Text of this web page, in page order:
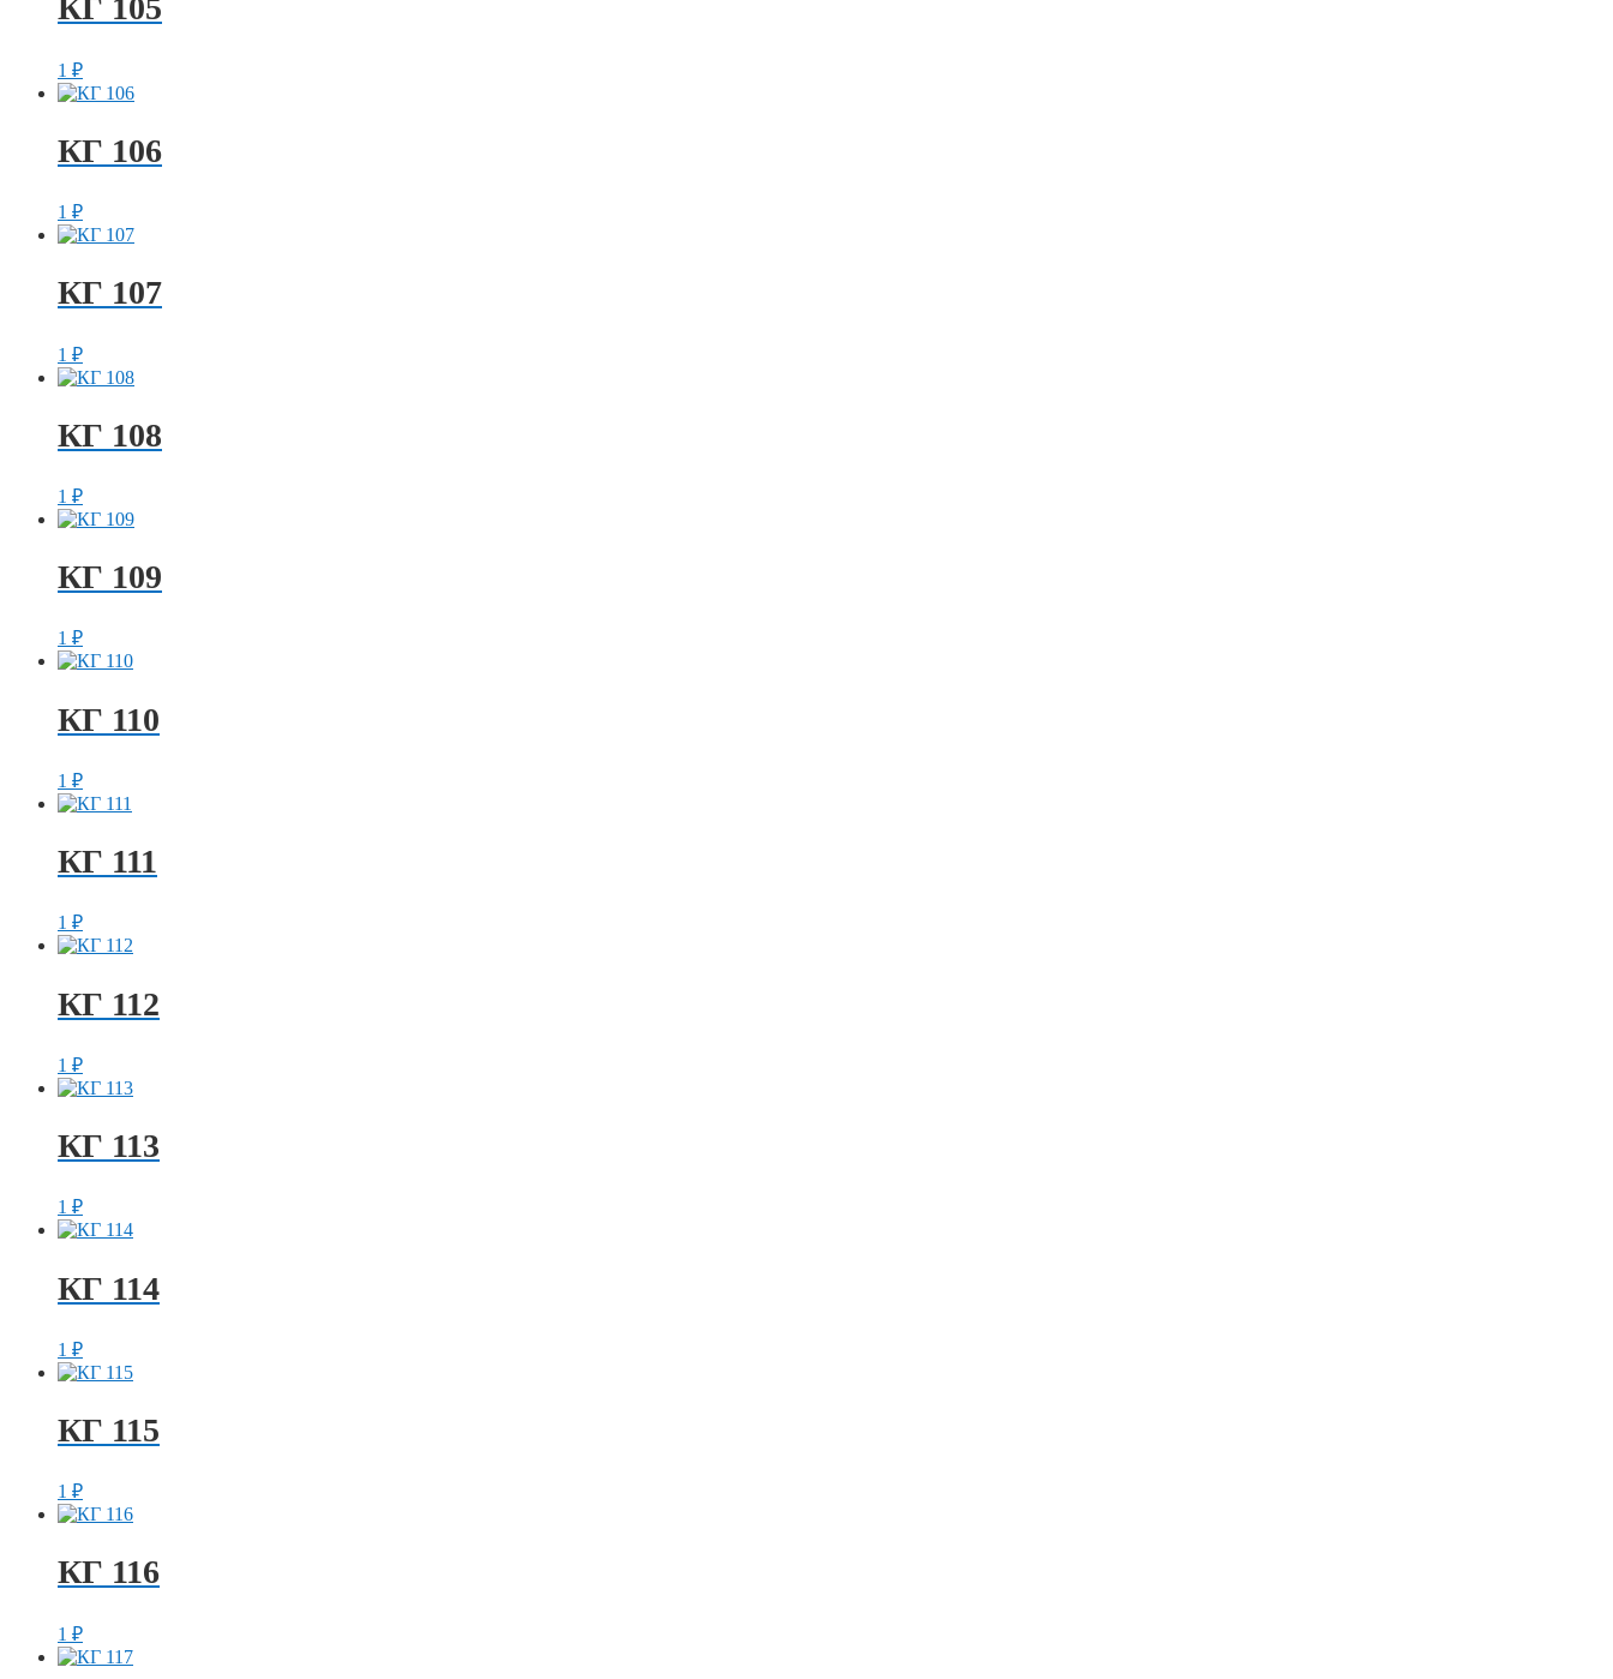
КГ 105
1 ₽
КГ 106
1 ₽
КГ 107
1 ₽
КГ 108
1 ₽
КГ 109
1 ₽
КГ 110
1 ₽
КГ 111
1 ₽
КГ 112
1 ₽
КГ 113
1 ₽
КГ 114
1 ₽
КГ 115
1 ₽
КГ 116
1 ₽